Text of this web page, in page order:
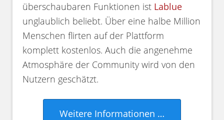
überschaubaren Funktionen ist Lablue
unglaublich beliebt. Über eine halbe Million
Menschen flirten auf der Plattform
komplett kostenlos. Auch die angenehme
Atmosphäre der Community wird von den
Nutzern geschätzt.
Weitere Informationen …